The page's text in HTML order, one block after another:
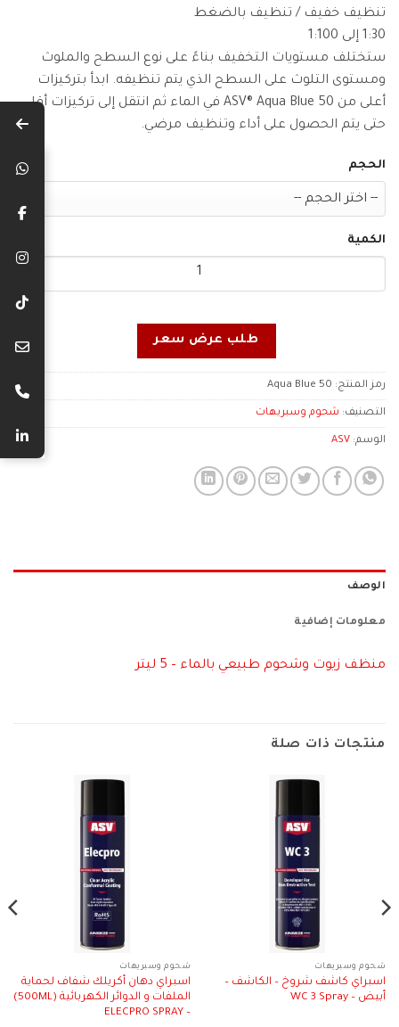
تنظيف خفيف / تنظيف بالضغط
1:30 إلى 1:100
ستختلف مستويات التخفيف بناءً على نوع السطح والملوث
ومستوى التلوث على السطح الذي يتم تنظيفه. ابدأ بتركيزات
أعلى من ASV® Aqua Blue 50 في الماء ثم انتقل إلى تركيزات أقل
حتى يتم الحصول على أداء وتنظيف مرضي.
الحجم
الكمية
طلب عرض سعر
رمز المنتج: Aqua Blue 50
التصنيف: شحوم وسبريهات
الوسم: ASV
الوصف
معلومات إضافية
منظف زيوت وشحوم طبيعي بالماء – 5 ليتر
منتجات ذات صلة
شحوم وسبريهات
اسبراي كاشف شروخ – الكاشف –
أبيض – WC 3 Spray
شحوم وسبريهات
اسبراي دهان أكريلك شفاف لحماية
الملفات و الدوائر الكهربائية (500ML)
– ELECPRO SPRAY